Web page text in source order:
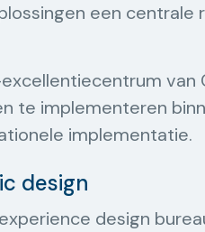
een centrale
van
te implementeren
implementatie.
design
design